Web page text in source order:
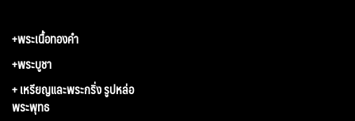
+พระเนื้อทองคำ
+พระบูชา
+ เหรียญและพระกริ่ง รูปหล่อ
พระพุทธ